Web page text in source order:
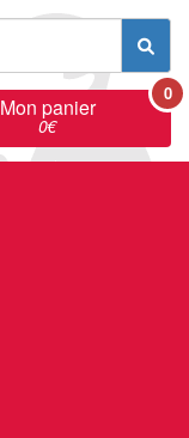
Mon panier
0€
0